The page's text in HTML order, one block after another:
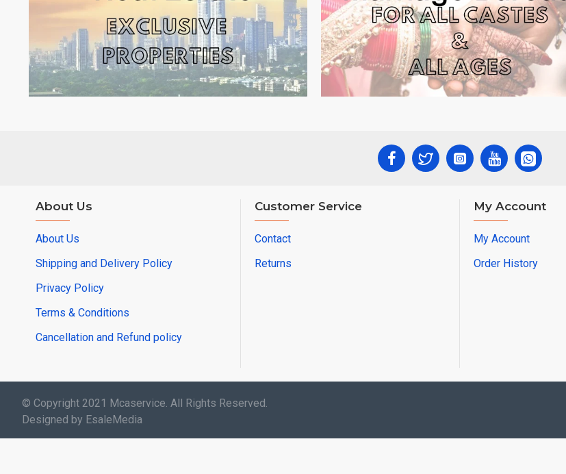
About Us
About Us
Shipping and Delivery Policy
Privacy Policy
Terms & Conditions
Cancellation and Refund policy
Customer Service
Contact
Returns
My Account
My Account
Order History
© Copyright 2021 Mcaservice. All Rights Reserved.
Designed by EsaleMedia